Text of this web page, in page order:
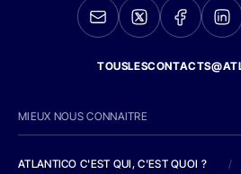
MIEUX NOUS CONNAITRE
ATLANTICO C'EST QUI, C'EST QUOI ?
/